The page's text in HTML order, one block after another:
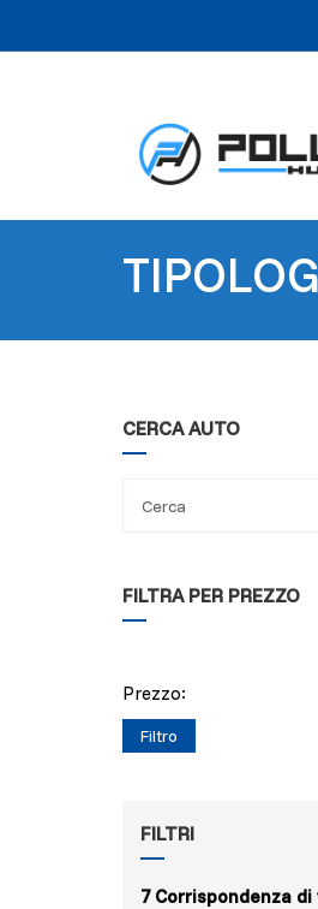
CERCA AUTO
FILTRA PER PREZZO
Prezzo:
Filtro
FILTRI
7 Corrispondenza di